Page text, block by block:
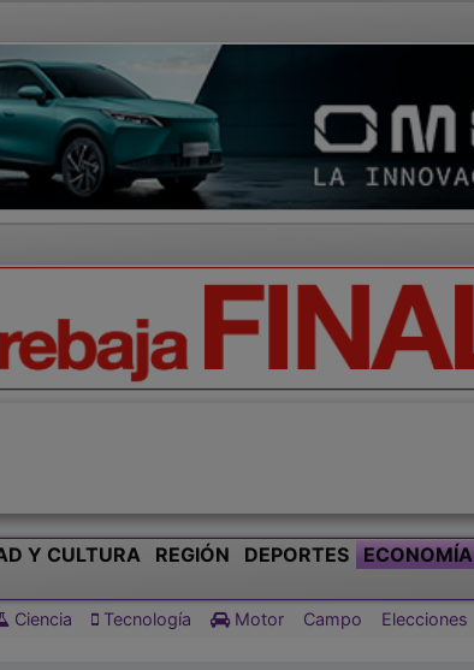
Y CULTURA REGIÓN DEPORTES ECONOMÍA
Ciencia Tecnología Motor Campo Elecciones